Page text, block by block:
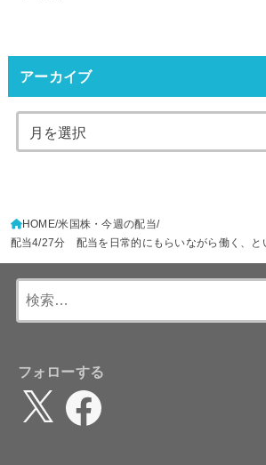
アーカイブ
HOME 米国株・今週の配当
配当4/27分 配当を日常的にもらいながら働く、と
フォローする
X Facebook